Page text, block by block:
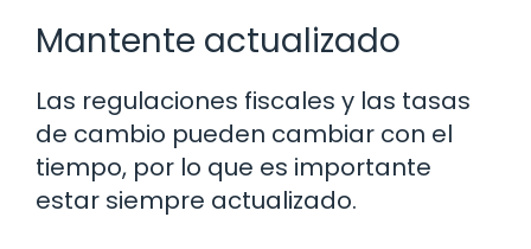
Mantente actualizado
Las regulaciones fiscales y las tasas
de cambio pueden cambiar con el
tiempo, por lo que es importante
estar siempre actualizado.